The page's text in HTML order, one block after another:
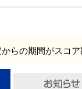
らの期間がスコ